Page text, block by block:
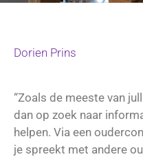
Dorien Prins
“Zoals de meeste van
dan op zoek naar
helpen. Via een
je spreekt met andere